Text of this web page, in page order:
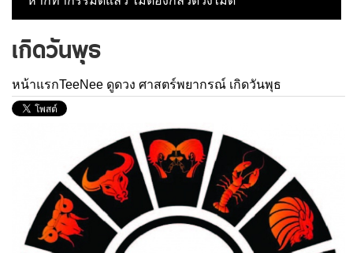
เกิดวันพุธ
หน้าแรกTeeNee ดูดวง ศาสตร์พยากรณ์ เกิดวันพุธ